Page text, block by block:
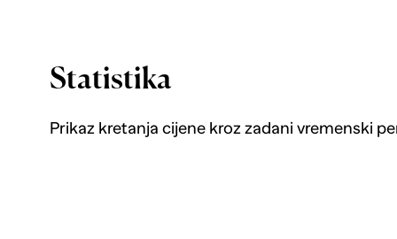
Statistika
Prikaz kretanja cijene kroz zadani vremenski